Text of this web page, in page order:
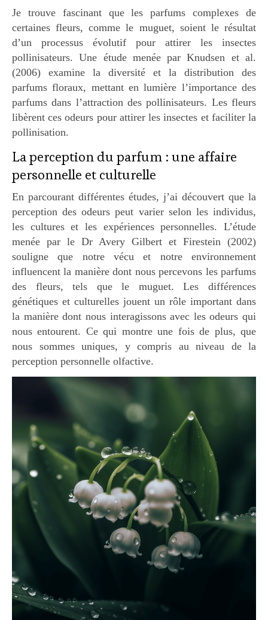
Je trouve fascinant que les parfums complexes de
certaines fleurs, comme le muguet, soient le résultat
d’un processus évolutif pour attirer les insectes
pollinisateurs. Une étude menée par Knudsen et al.
(2006) examine la diversité et la distribution des
parfums floraux, mettant en lumière l’importance des
parfums dans l’attraction des pollinisateurs. Les fleurs
libèrent ces odeurs pour attirer les insectes et faciliter la
pollinisation.
La perception du parfum : une affaire
personnelle et culturelle
En parcourant différentes études, j’ai découvert que la
perception des odeurs peut varier selon les individus,
les cultures et les expériences personnelles. L’étude
menée par le Dr Avery Gilbert et Firestein (2002)
souligne que notre vécu et notre environnement
influencent la manière dont nous percevons les parfums
des fleurs, tels que le muguet. Les différences
génétiques et culturelles jouent un rôle important dans
la manière dont nous interagissons avec les odeurs qui
nous entourent. Ce qui montre une fois de plus, que
nous sommes uniques, y compris au niveau de la
perception personnelle olfactive.